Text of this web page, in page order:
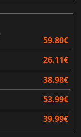
59.80€
26.11€
38.98€
53.99€
39.99€